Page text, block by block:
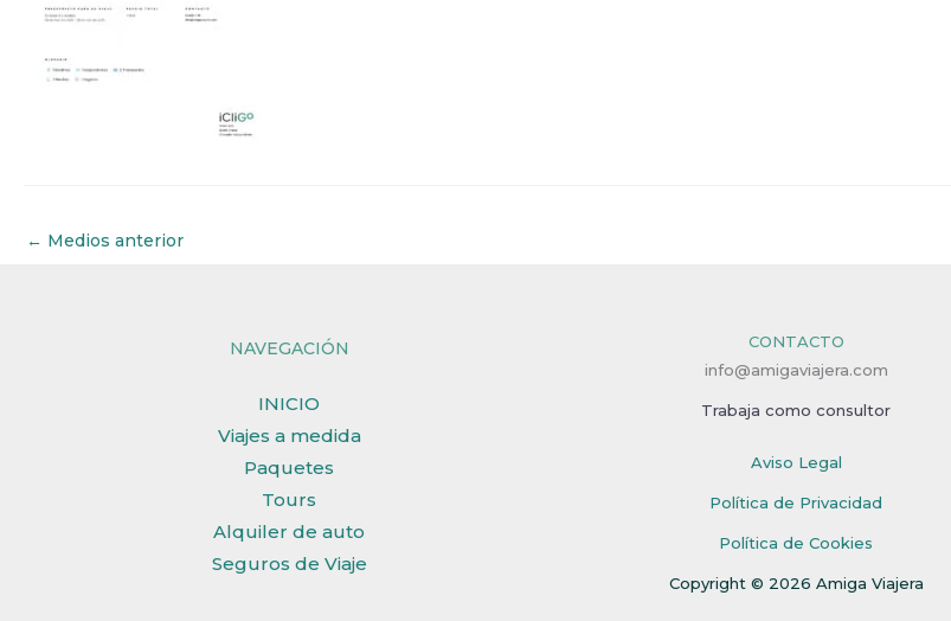
← Medios anterior
NAVEGACIÓN
INICIO
Viajes a medida
Paquetes
Tours
Alquiler de auto
Seguros de Viaje
CONTACTO
info@amigaviajera.com
Trabaja como consultor
Aviso Legal
Política de Privacidad
Política de Cookies
Copyright © 2026 Amiga Viajera